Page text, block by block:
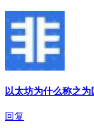
以太坊为什么称之为
回复